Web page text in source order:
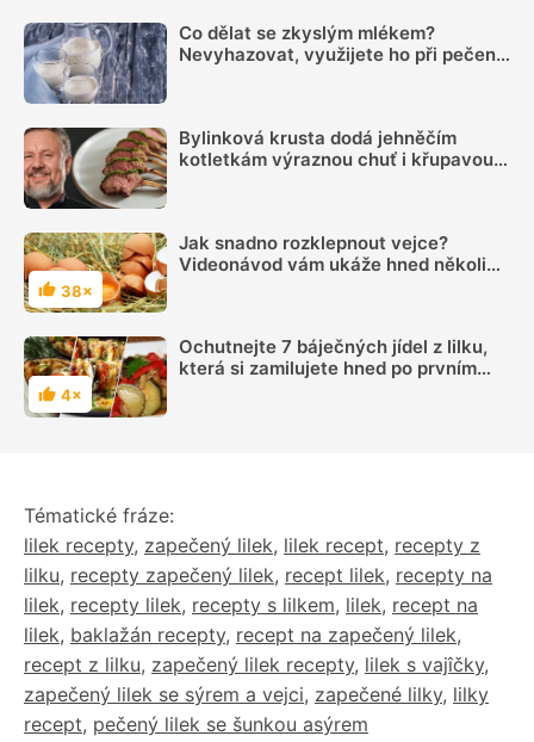
Co dělat se zkyslým mlékem?
Nevyhazovat, využijete ho při pečení i
Bylinková krusta dodá jehněčím
kotletkám výraznou chuť i křupavou
Hodnocení
38×
Jak snadno rozklepnout vejce?
Videonávod vám ukáže hned několik
Hodnocení
4×
Ochutnejte 7 báječných jídel z lilku,
která si zamilujete hned po prvním
Tématické fráze:
lilek recepty, zapečený lilek, lilek recept, recepty z
lilku, recepty zapečený lilek, recept lilek, recepty na
lilek, recepty lilek, recepty s lilkem, lilek, recept na
lilek, baklažán recepty, recept na zapečený lilek,
recept z lilku, zapečený lilek recepty, lilek s vajîčky,
zapečený lilek se sýrem a vejci, zapečené lilky, lilky
recept, pečený lilek se šunkou asýrem